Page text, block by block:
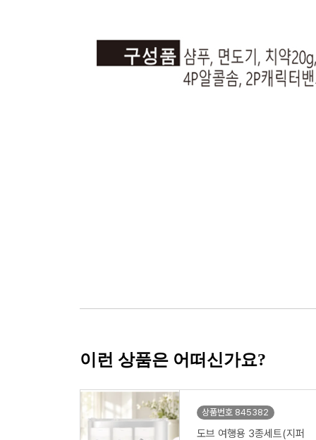
이런 상품은 어떠신가요?
상품번호 845382
도브 여행용 3종세트(지퍼